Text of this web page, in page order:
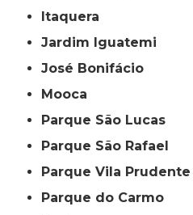
Itaquera
Jardim Iguatemi
José Bonifácio
Mooca
Parque São Lucas
Parque São Rafael
Parque Vila Prudente
Parque do Carmo